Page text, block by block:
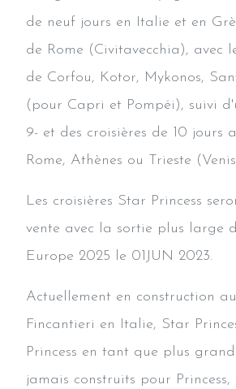
de neuf jours en Italie et en
de Rome (Civitavecchia), avec
de Corfou, Kotor, Mykonos,
(pour Capri et Pompéi), suivi
9- et des croisières de 10 jours
Rome, Athènes ou Trieste
Les croisières Star Princess
vente avec la sortie plus large
Europe 2025 le 01JUN 2023.
Actuellement en construction
Fincantieri en Italie, Star
Princess en tant que plus
jamais construits pour Princess,